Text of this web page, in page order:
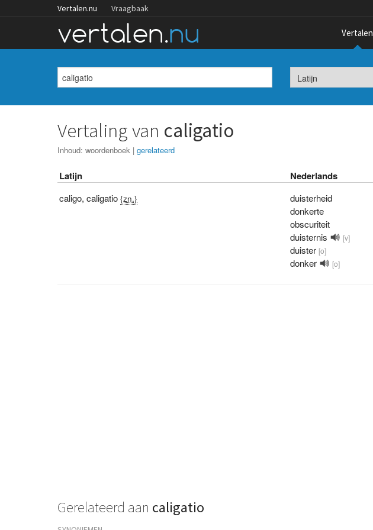
Vertalen.nu Vraagbaak
Vertalen
Vertaling van caligatio
Inhoud:woordenboek |gerelateerd
Latijn Nederlands
caligo,caligatio {zn.}
duisterheid
donkerte
obscuriteit
duisternis
[v]
duister [o]
donker [o]
Gerelateerd aan caligatio